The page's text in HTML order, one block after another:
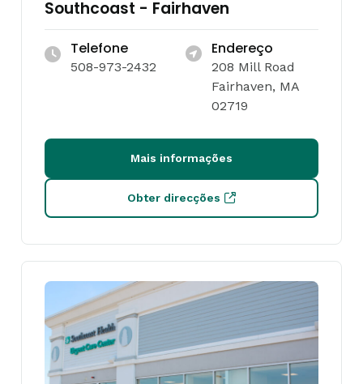
Southcoast - Fairhaven
Telefone
508-973-2432
Endereço
208 Mill Road
Fairhaven, MA
02719
Mais informações
Obter direcções